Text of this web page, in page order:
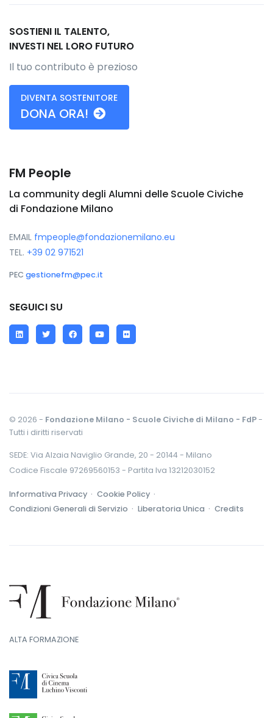
SOSTIENI IL TALENTO,
INVESTI NEL LORO FUTURO
Il tuo contributo è prezioso
DIVENTA SOSTENITORE
DONA ORA!
FM People
La community degli Alumni delle Scuole Civiche
di Fondazione Milano
EMAIL fmpeople@fondazionemilano.eu
TEL. +39 02 971521
PEC gestionefm@pec.it
SEGUICI SU
LinkedInTwitterFacebookYouTube
Flickr
© 2026 - Fondazione Milano - Scuole Civiche di Milano - FdP-
Tutti i diritti riservati
SEDE: Via Alzaia Naviglio Grande, 20 - 20144 - Milano
Codice Fiscale 97269560153 - Partita Iva 13212030152
Informativa Privacy · Cookie Policy ·
Condizioni Generali di Servizio · Liberatoria Unica · Credits
ALTA FORMAZIONE